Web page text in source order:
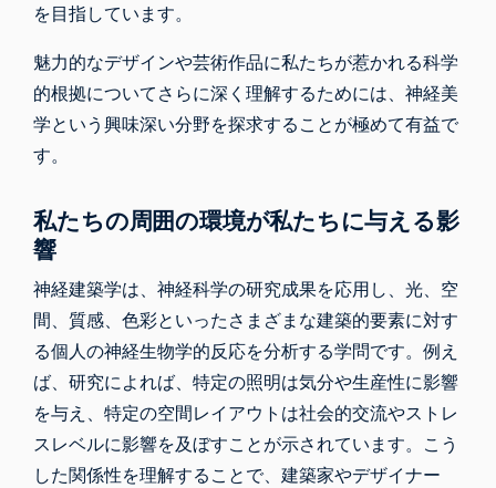
を目指しています。
魅力的なデザインや芸術作品に私たちが惹かれる科学
的根拠についてさらに深く理解するためには、神経美
学という興味深い分野を探求することが極めて有益で
す。
私たちの周囲の環境が私たちに与える影
響
神経建築学は、神経科学の研究成果を応用し、光、空
間、質感、色彩といったさまざまな建築的要素に対す
る個人の神経生物学的反応を分析する学問です。例え
ば、研究によれば、特定の照明は気分や生産性に影響
を与え、特定の空間レイアウトは社会的交流やストレ
スレベルに影響を及ぼすことが示されています。こう
した関係性を理解することで、建築家やデザイナー